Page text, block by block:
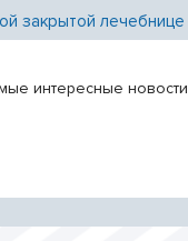
закрытой
интересные новости